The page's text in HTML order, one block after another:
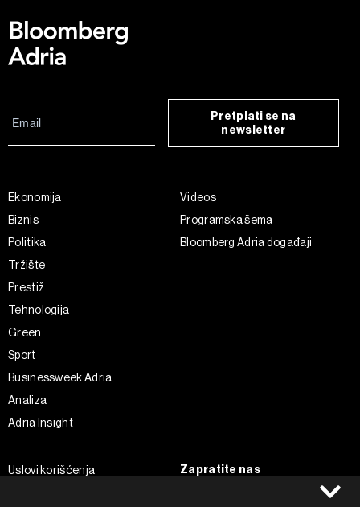
Pretplati se na
newsletter
Ekonomija
Biznis
Politika
Tržište
Prestiž
Tehnologija
Green
Sport
Businessweek Adria
Analiza
Adria Insight
Videos
Programska šema
Bloomberg Adria događaji
Uslovi korišćenja
Zapratite nas